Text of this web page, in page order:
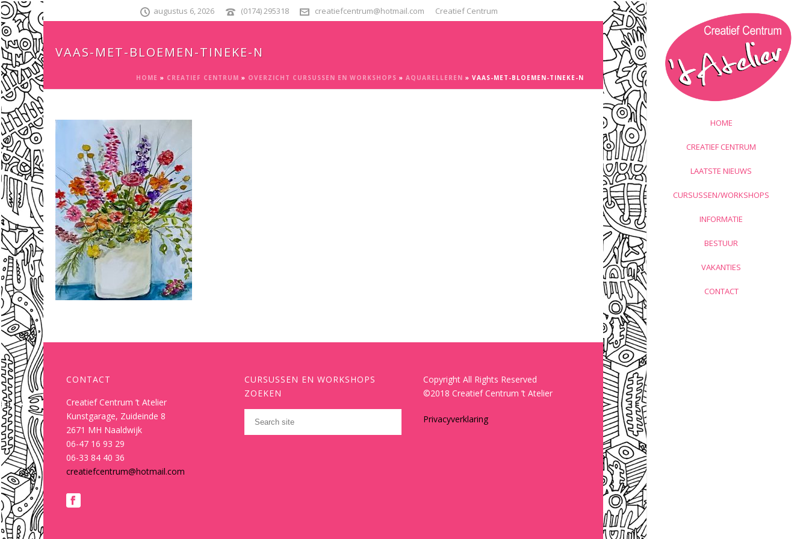
augustus 6, 2026 (0174) 295318 creatiefcentrum@hotmail.com Creatief Centrum
HOME
CREATIEF CENTRUM
LAATSTE NIEUWS
CURSUSSEN/WORKSHOPS
INFORMATIE
BESTUUR
VAKANTIES
CONTACT
VAAS-MET-BLOEMEN-TINEKE-N
HOME » CREATIEF CENTRUM » OVERZICHT CURSUSSEN EN WORKSHOPS » AQUARELLEREN » VAAS-MET-BLOEMEN-TINEKE-N
CONTACT
Creatief Centrum ’t Atelier
Kunstgarage, Zuideinde 8
2671 MH Naaldwijk
06-47 16 93 29
06-33 84 40 36
creatiefcentrum@hotmail.com
CURSUSSEN EN WORKSHOPS
ZOEKEN
Copyright All Rights Reserved
©2018 Creatief Centrum ’t Atelier
Privacyverklaring